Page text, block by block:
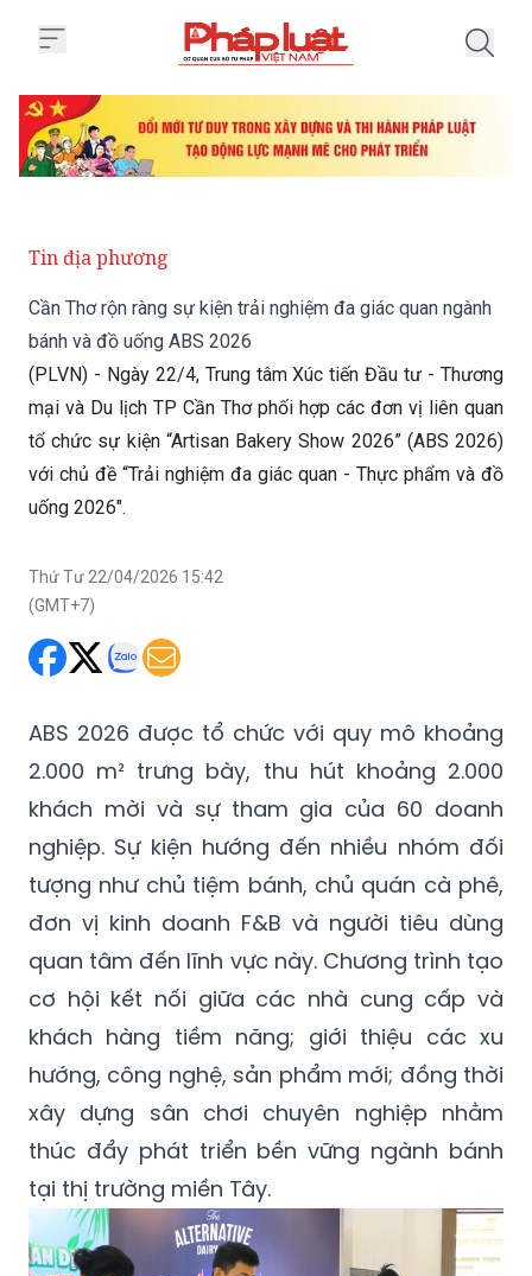
Tin địa phương
Cần Thơ rộn ràng sự kiện trải nghiệm đa giác quan ngành
bánh và đồ uống ABS 2026
(PLVN) - Ngày 22/4, Trung tâm Xúc tiến Đầu tư - Thương
mại và Du lịch TP Cần Thơ phối hợp các đơn vị liên quan
tổ chức sự kiện “Artisan Bakery Show 2026” (ABS 2026)
với chủ đề “Trải nghiệm đa giác quan - Thực phẩm và đồ
uống 2026".
Thứ Tư 22/04/2026 15:42
(GMT+7)
ABS 2026 được tổ chức với quy mô khoảng
2.000 m² trưng bày, thu hút khoảng 2.000
khách mời và sự tham gia của 60 doanh
nghiệp. Sự kiện hướng đến nhiều nhóm đối
tượng như chủ tiệm bánh, chủ quán cà phê,
đơn vị kinh doanh F&B và người tiêu dùng
quan tâm đến lĩnh vực này. Chương trình tạo
cơ hội kết nối giữa các nhà cung cấp và
khách hàng tiềm năng; giới thiệu các xu
hướng, công nghệ, sản phẩm mới; đồng thời
xây dựng sân chơi chuyên nghiệp nhằm
thúc đẩy phát triển bền vững ngành bánh
tại thị trường miền Tây.